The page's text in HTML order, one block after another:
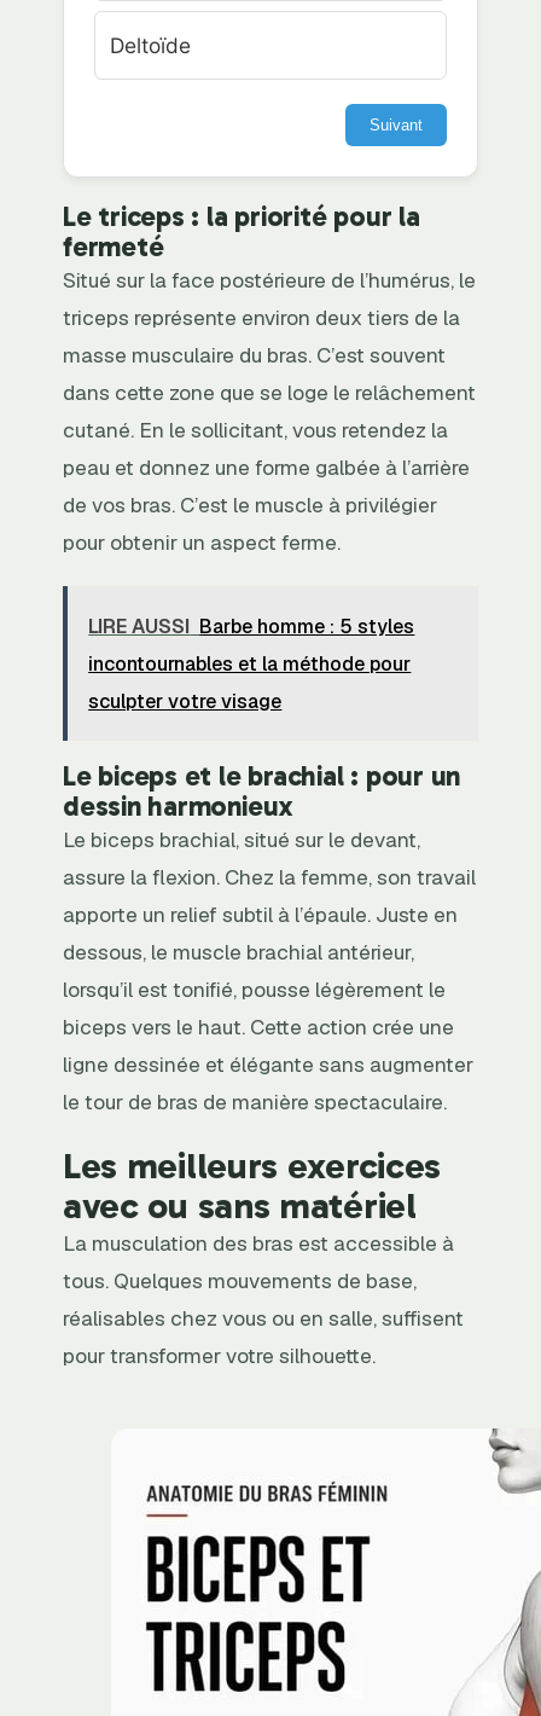
Deltoïde
Suivant
Le triceps : la priorité pour la
fermeté
Situé sur la face postérieure de l’humérus, le
triceps représente environ deux tiers de la
masse musculaire du bras. C’est souvent
dans cette zone que se loge le relâchement
cutané. En le sollicitant, vous retendez la
peau et donnez une forme galbée à l’arrière
de vos bras. C’est le muscle à privilégier
pour obtenir un aspect ferme.
LIRE AUSSI Barbe homme : 5 styles
incontournables et la méthode pour
sculpter votre visage
Le biceps et le brachial : pour un
dessin harmonieux
Le biceps brachial, situé sur le devant,
assure la flexion. Chez la femme, son travail
apporte un relief subtil à l’épaule. Juste en
dessous, le muscle brachial antérieur,
lorsqu’il est tonifié, pousse légèrement le
biceps vers le haut. Cette action crée une
ligne dessinée et élégante sans augmenter
le tour de bras de manière spectaculaire.
Les meilleurs exercices
avec ou sans matériel
La musculation des bras est accessible à
tous. Quelques mouvements de base,
réalisables chez vous ou en salle, suffisent
pour transformer votre silhouette.